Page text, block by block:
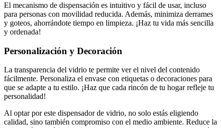
El mecanismo de dispensación es intuitivo y fácil de usar, incluso
para personas con movilidad reducida. Además, minimiza derrames
y goteos, ahorrándote tiempo en limpieza. ¡Haz tu vida más sencilla
y ordenada!
Personalización y Decoración
La transparencia del vidrio te permite ver el nivel del contenido
fácilmente. Personaliza el envase con etiquetas o decoraciones para
que se adapte a tu estilo. ¡Haz que cada rincón de tu hogar refleje tu
personalidad!
Al optar por este dispensador de vidrio, no solo estás eligiendo
calidad, sino también compromiso con el medio ambiente. Reduce la